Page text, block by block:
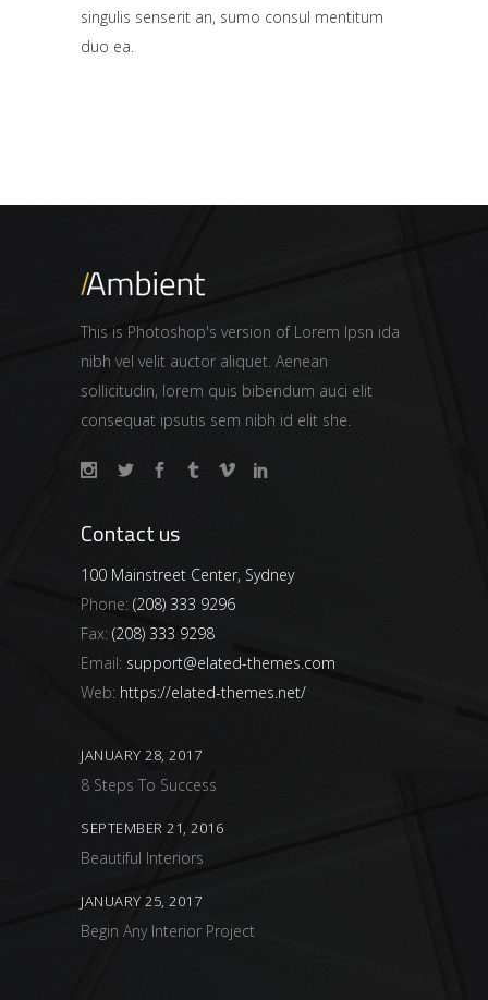
singulis senserit an, sumo consul mentitum
duo ea.
This is Photoshop's version of Lorem Ipsn ida
nibh vel velit auctor aliquet. Aenean
sollicitudin, lorem quis bibendum auci elit
consequat ipsutis sem nibh id elit she.
Contact us
100 Mainstreet Center, Sydney
Phone: (208) 333 9296
Fax: (208) 333 9298
Email: support@elated-themes.com
Web: https://elated-themes.net/
JANUARY 28, 2017
8 Steps To Success
SEPTEMBER 21, 2016
Beautiful Interiors
JANUARY 25, 2017
Begin Any Interior Project